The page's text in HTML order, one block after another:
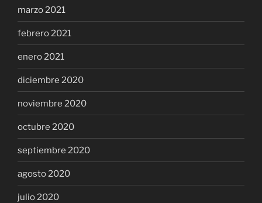
marzo 2021
febrero 2021
enero 2021
diciembre 2020
noviembre 2020
octubre 2020
septiembre 2020
agosto 2020
julio 2020